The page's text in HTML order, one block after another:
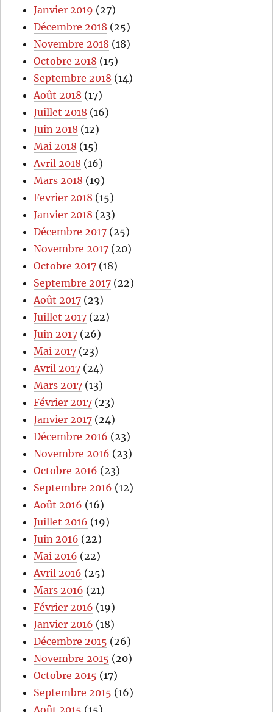
Janvier 2019 (27)
Décembre 2018 (25)
Novembre 2018 (18)
Octobre 2018 (15)
Septembre 2018 (14)
Août 2018 (17)
Juillet 2018 (16)
Juin 2018 (12)
Mai 2018 (15)
Avril 2018 (16)
Mars 2018 (19)
Fevrier 2018 (15)
Janvier 2018 (23)
Décembre 2017 (25)
Novembre 2017 (20)
Octobre 2017 (18)
Septembre 2017 (22)
Août 2017 (23)
Juillet 2017 (22)
Juin 2017 (26)
Mai 2017 (23)
Avril 2017 (24)
Mars 2017 (13)
Février 2017 (23)
Janvier 2017 (24)
Décembre 2016 (23)
Novembre 2016 (23)
Octobre 2016 (23)
Septembre 2016 (12)
Août 2016 (16)
Juillet 2016 (19)
Juin 2016 (22)
Mai 2016 (22)
Avril 2016 (25)
Mars 2016 (21)
Février 2016 (19)
Janvier 2016 (18)
Décembre 2015 (26)
Novembre 2015 (20)
Octobre 2015 (17)
Septembre 2015 (16)
Août 2015 (15)